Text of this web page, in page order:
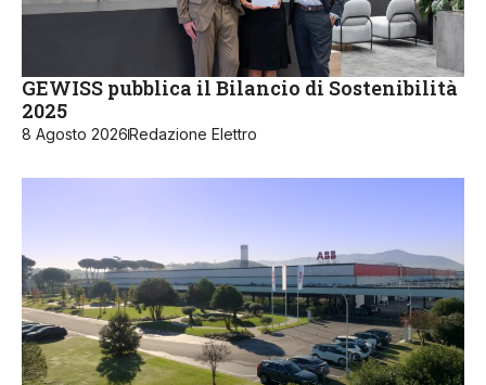
GEWISS pubblica il Bilancio di Sostenibilità
2025
8 Agosto 2026Redazione Elettro